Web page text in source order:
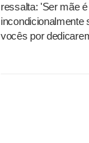
ressalta: 'Ser mãe
incondicionalmente
vocês por